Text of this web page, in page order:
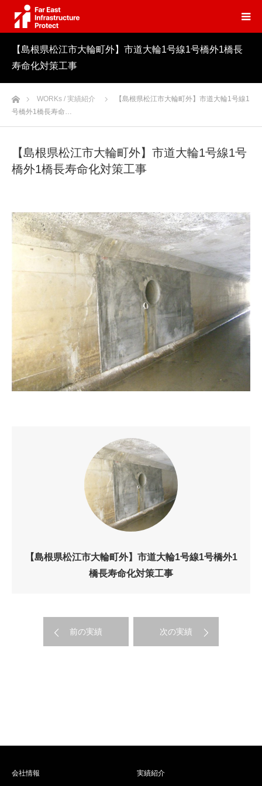
【島根県松江市大輪町外】市道大輪1号線1号橋外1橋長
寿命化対策工事
ホームWORKs / 実績紹介
【島根県松江市大輪町外】市道大輪1号線1
号橋外1橋長寿命…
【島根県松江市大輪町外】市道大輪1号線1号
橋外1橋長寿命化対策工事
【島根県松江市大輪町外】市道大輪1号線1号橋外1
橋長寿命化対策工事
前の実績 次の実績
会社情報 実績紹介